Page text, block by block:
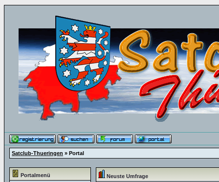
Satclub-Thueringen » Portal
Portalmenü
Neuste Umfrage